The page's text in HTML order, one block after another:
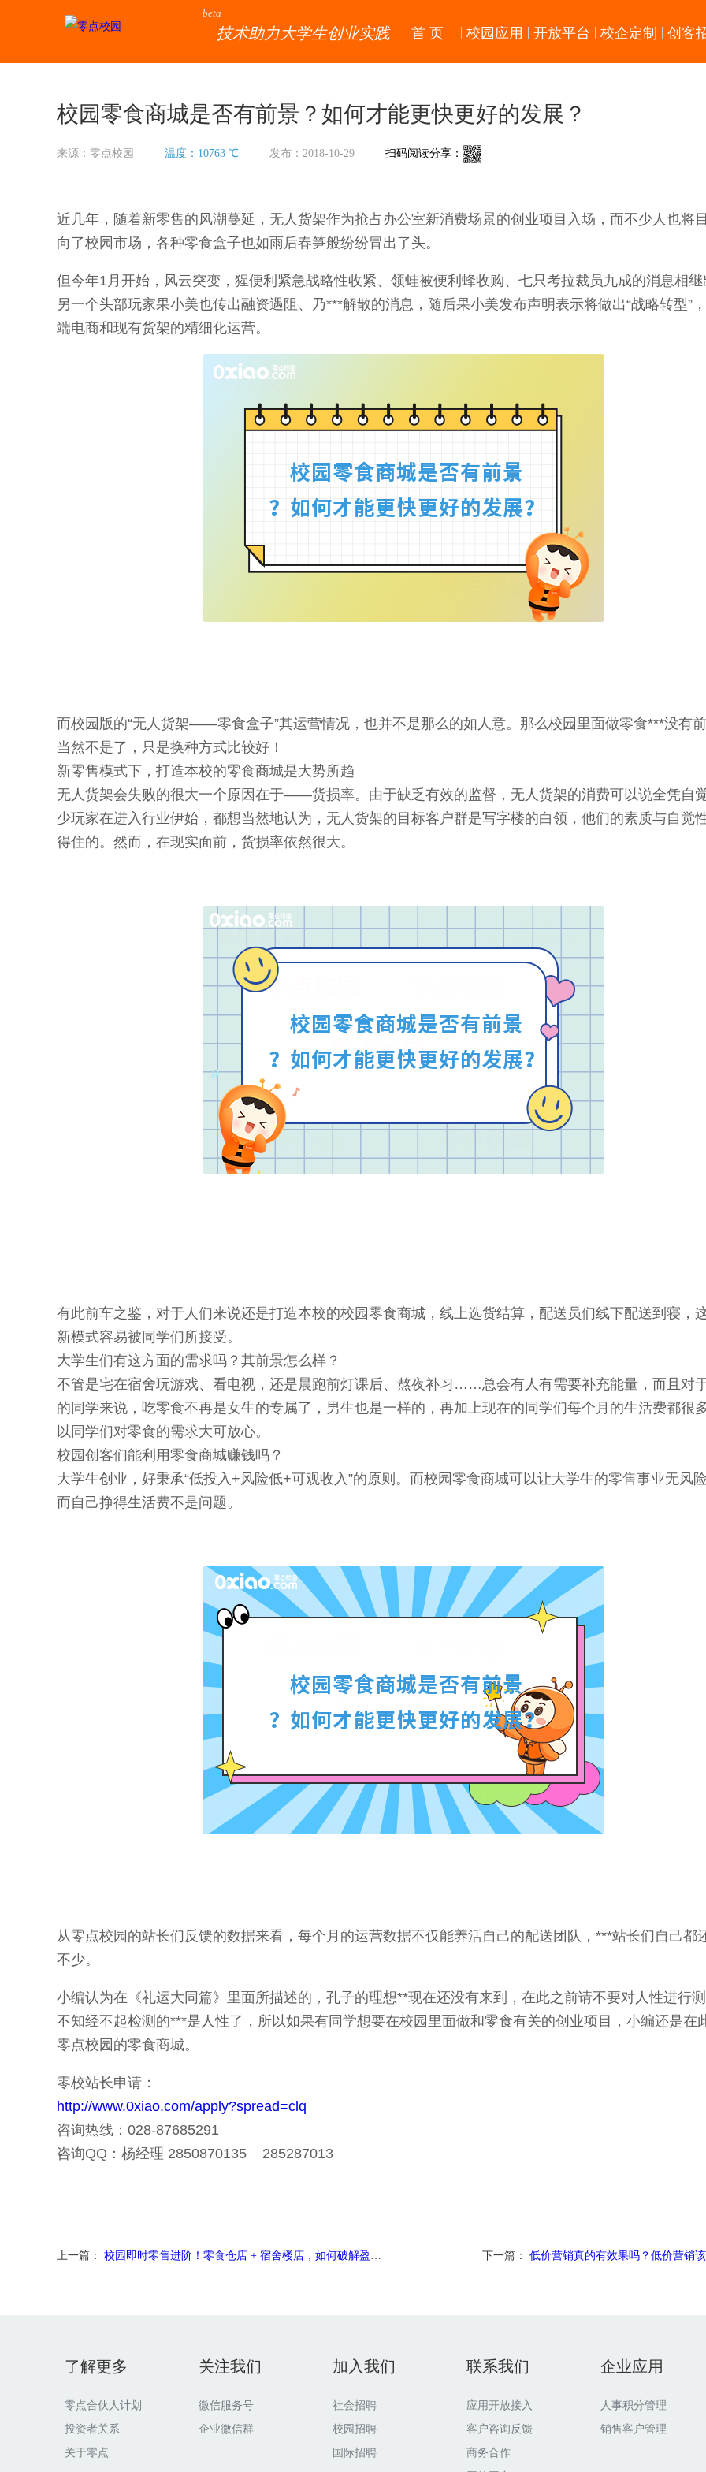
beta
技术助力大学生创业实践 首 页 校园应用 开放平台 校企定制 创客
校园零食商城是否有前景？如何才能更快更好的发展？
来源：零点校园 温度：10763 ℃ 发布：2018-10-29 扫码阅读分享：
近几年，随着新零售的风潮蔓延，无人货架作为抢占办公室新消费场景的创业项目入场，而不少人也将
向了校园市场，各种零食盒子也如雨后春笋般纷纷冒出了头。
但今年1月开始，风云突变，猩便利紧急战略性收紧、领蛙被便利蜂收购、七只考拉裁员九成的消息相
另一个头部玩家果小美也传出融资遇阻、乃***解散的消息，随后果小美发布声明表示将做出“战略转型”
端电商和现有货架的精细化运营。
而校园版的“无人货架——零食盒子”其运营情况，也并不是那么的如人意。那么校园里面做零食***没有
当然不是了，只是换种方式比较好！
新零售模式下，打造本校的零食商城是大势所趋
无人货架会失败的很大一个原因在于——货损率。由于缺乏有效的监督，无人货架的消费可以说全凭自
少玩家在进入行业伊始，都想当然地认为，无人货架的目标客户群是写字楼的白领，他们的素质与自觉
得住的。然而，在现实面前，货损率依然很大。
有此前车之鉴，对于人们来说还是打造本校的校园零食商城，线上选货结算，配送员们线下配送到寝，
新模式容易被同学们所接受。
大学生们有这方面的需求吗？其前景怎么样？
不管是宅在宿舍玩游戏、看电视，还是晨跑前灯课后、熬夜补习……总会有人有需要补充能量，而且对
的同学来说，吃零食不再是女生的专属了，男生也是一样的，再加上现在的同学们每个月的生活费都很
以同学们对零食的需求大可放心。
校园创客们能利用零食商城赚钱吗？
大学生创业，好秉承“低投入+风险低+可观收入”的原则。而校园零食商城可以让大学生的零售事业无风
而自己挣得生活费不是问题。
从零点校园的站长们反馈的数据来看，每个月的运营数据不仅能养活自己的配送团队，***站长们自己都
不少。
小编认为在《礼运大同篇》里面所描述的，孔子的理想**现在还没有来到，在此之前请不要对人性进行
不知经不起检测的***是人性了，所以如果有同学想要在校园里面做和零食有关的创业项目，小编还是在
零点校园的零食商城。
零校站长申请：
http://www.0xiao.com/apply?spread=clq
咨询热线：028-87685291
咨询QQ：杨经理 2850870135 285287013
上一篇： 校园即时零售进阶！零食仓店 + 宿舍楼店，如何破解盈利难题？ 下一篇： 低价营销真的有效果吗？低价营销
了解更多
零点合伙人计划
投资者关系
关于零点
关注我们
微信服务号
企业微信群
加入我们
社会招聘
校园招聘
国际招聘
联系我们
应用开放接入
客户咨询反馈
商务合作
企业应用
人事积分管理
销售客户管理